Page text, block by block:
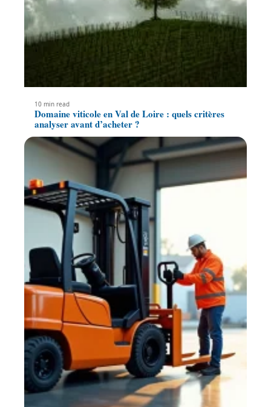
10 min read
Domaine viticole en Val de Loire : quels critères
analyser avant d’acheter ?